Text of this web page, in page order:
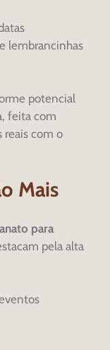
lembrancinhas
potencial
feita com
reais com o
Mais
para
pela alta